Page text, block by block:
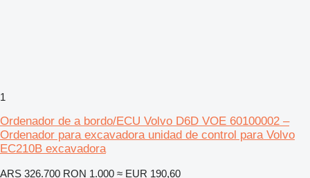
1
Ordenador de a bordo/ECU Volvo D6D VOE 60100002 –
Ordenador para excavadora unidad de control para Volvo
EC210B excavadora
ARS 326.700 RON 1.000 ≈ EUR 190,60